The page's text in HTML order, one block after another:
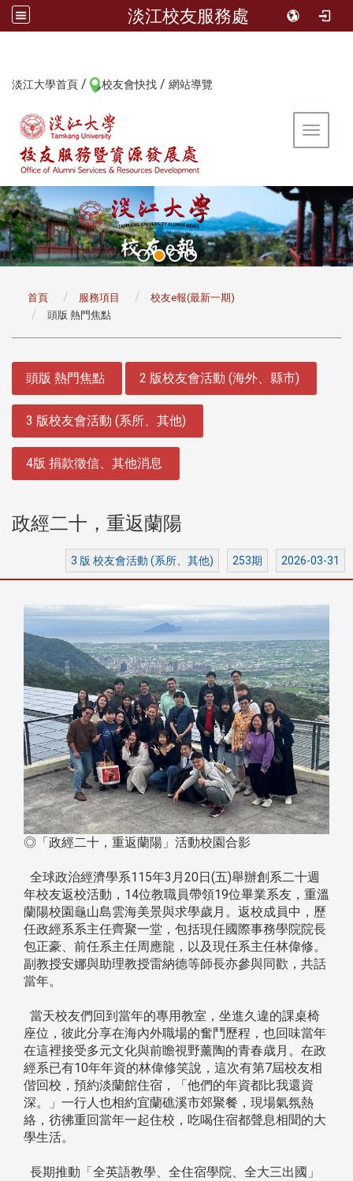
淡江校友服務處
淡江大學首頁 / 校友會快找 / 網站導覽
Toggle
首頁 服務項目
校友e報(最新一期)
頭版 熱門焦點
頭版 熱門焦點 2 版校友會活動 (海外、縣市)
3 版校友會活動 (系所、其他)
4版 捐款徵信、其他消息
政經二十，重返蘭陽
3 版 校友會活動 (系所、其他) 253期 2026-03-31
◎「政經二十，重返蘭陽」活動校園合影
全球政治經濟學系115年3月20日(五)舉辦創系二十週
年校友返校活動，14位教職員帶領19位畢業系友，重溫
蘭陽校園龜山島雲海美景與求學歲月。返校成員中，歷
任政經系系主任齊聚一堂，包括現任國際事務學院院長
包正豪、前任系主任周應龍，以及現任系主任林偉修。
副教授安娜與助理教授雷納德等師長亦參與同歡，共話
當年。
當天校友們回到當年的專用教室，坐進久違的課桌椅
座位，彼此分享在海內外職場的奮鬥歷程，也回味當年
在這裡接受多元文化與前瞻視野薰陶的青春歳月。在政
經系已有10年年資的林偉修笑說，這次有第7屆校友相
偕回校，預約淡蘭館住宿，「他們的年資都比我還資
深。」一行人也相約宜蘭礁溪市郊聚餐，現場氣氛熱
絡，彷彿重回當年一起住校，吃喝住宿都聲息相聞的大
學生活。
長期推動「全英語教學、全住宿學院、全大三出國」